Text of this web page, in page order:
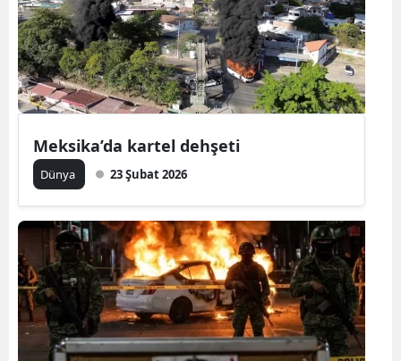
Meksika’da kartel dehşeti
Dünya 23 Şubat 2026